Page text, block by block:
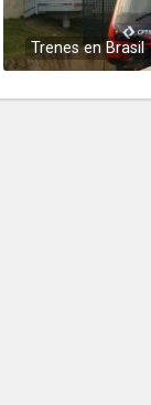
Trenes en Brasil